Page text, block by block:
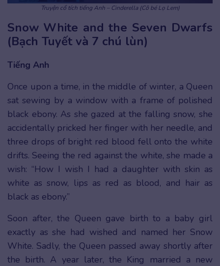
Truyện cổ tích tiếng Anh – Cinderella (Cô bé Lọ Lem)
Snow White and the Seven Dwarfs
(Bạch Tuyết và 7 chú lùn)
Tiếng Anh
Once upon a time, in the middle of winter, a Queen
sat sewing by a window with a frame of polished
black ebony. As she gazed at the falling snow, she
accidentally pricked her finger with her needle, and
three drops of bright red blood fell onto the white
drifts. Seeing the red against the white, she made a
wish: “How I wish I had a daughter with skin as
white as snow, lips as red as blood, and hair as
black as ebony.”
Soon after, the Queen gave birth to a baby girl
exactly as she had wished and named her Snow
White. Sadly, the Queen passed away shortly after
the birth. A year later, the King married a new